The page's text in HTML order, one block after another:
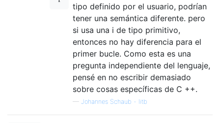
tipo definido por el usuario, podrían
tener una semántica diferente. pero
si usa una i de tipo primitivo,
entonces no hay diferencia para el
primer bucle. Como esta es una
pregunta independiente del lenguaje,
pensé en no escribir demasiado
sobre cosas específicas de C ++.
— Johannes Schaub - litb